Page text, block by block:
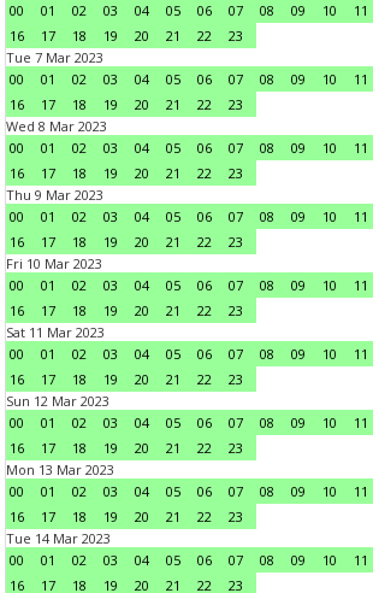
00
01 02 03 04 05 06 07 08 09 10 11
16
17 18 19 20 21 22
23
Tue 7 Mar 2023
00
01 02 03 04 05 06 07 08 09 10 11
16
17 18 19 20 21 22
23
Wed 8 Mar 2023
00
01 02 03 04 05 06 07 08 09 10 11
16
17 18 19 20 21 22
23
Thu 9 Mar 2023
00
01 02 03 04 05 06 07 08 09 10 11
16
17 18 19 20 21 22
23
Fri 10 Mar 2023
00
01 02 03 04 05 06 07 08 09 10 11
16
17 18 19 20 21 22
23
Sat 11 Mar 2023
00
01 02 03 04 05 06 07 08 09 10 11
16
17 18 19 20 21 22
23
Sun 12 Mar 2023
00
01 02 03 04 05 06 07 08 09 10 11
16
17 18 19 20 21 22
23
Mon 13 Mar 2023
00
01 02 03 04 05 06 07 08 09 10 11
16
17 18 19 20 21 22
23
Tue 14 Mar 2023
00
01 02 03 04 05 06 07 08 09 10 11
16
17 18 19 20 21 22 23